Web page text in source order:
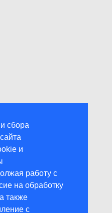
сбора
и
работу с
на обработку
также
с